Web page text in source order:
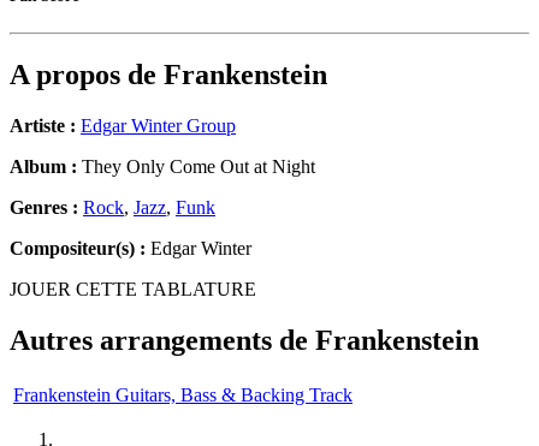
A propos de Frankenstein
Artiste : Edgar Winter Group
Album : They Only Come Out at Night
Genres : Rock, Jazz, Funk
Compositeur(s) : Edgar Winter
JOUER CETTE TABLATURE
Autres arrangements de Frankenstein
Frankenstein Guitars, Bass & Backing Track